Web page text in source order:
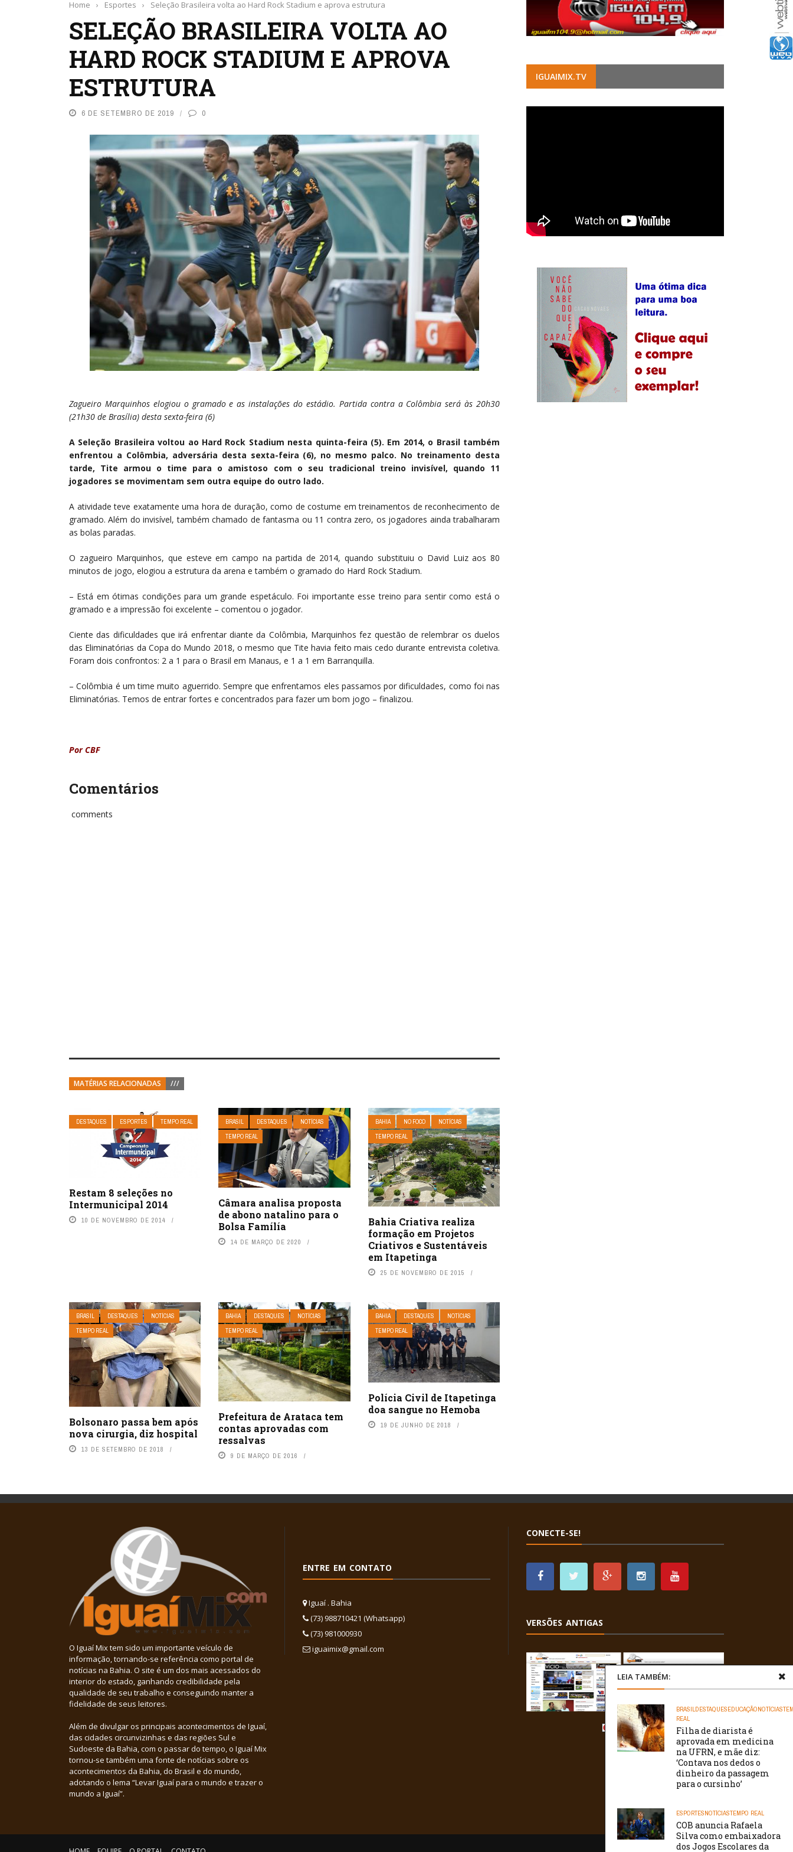
Home › Esportes › Seleção Brasileira volta ao Hard Rock Stadium e aprova estrutura
SELEÇÃO BRASILEIRA VOLTA AO
HARD ROCK STADIUM E APROVA
ESTRUTURA
6 DE SETEMBRO DE 2019 0
Zagueiro Marquinhos elogiou o gramado e as instalações do estádio. Partida contra a Colômbia será às 20h30
(21h30 de Brasília) desta sexta-feira (6)
A Seleção Brasileira voltou ao Hard Rock Stadium nesta quinta-feira (5). Em 2014, o Brasil também
enfrentou a Colômbia, adversária desta sexta-feira (6), no mesmo palco. No treinamento desta
tarde, Tite armou o time para o amistoso com o seu tradicional treino invisível, quando 11
jogadores se movimentam sem outra equipe do outro lado.
A atividade teve exatamente uma hora de duração, como de costume em treinamentos de reconhecimento de
gramado. Além do invisível, também chamado de fantasma ou 11 contra zero, os jogadores ainda trabalharam
as bolas paradas.
O zagueiro Marquinhos, que esteve em campo na partida de 2014, quando substituiu o David Luiz aos 80
minutos de jogo, elogiou a estrutura da arena e também o gramado do Hard Rock Stadium.
– Está em ótimas condições para um grande espetáculo. Foi importante esse treino para sentir como está o
gramado e a impressão foi excelente – comentou o jogador.
Ciente das dificuldades que irá enfrentar diante da Colômbia, Marquinhos fez questão de relembrar os duelos
das Eliminatórias da Copa do Mundo 2018, o mesmo que Tite havia feito mais cedo durante entrevista coletiva.
Foram dois confrontos: 2 a 1 para o Brasil em Manaus, e 1 a 1 em Barranquilla.
– Colômbia é um time muito aguerrido. Sempre que enfrentamos eles passamos por dificuldades, como foi nas
Eliminatórias. Temos de entrar fortes e concentrados para fazer um bom jogo – finalizou.
Por CBF
Comentários
comments
MATÉRIAS RELACIONADAS ///
DESTAQUES ESPORTES TEMPO REAL
Restam 8 seleções no
Intermunicipal 2014
10 DE NOVEMBRO DE 2014
BRASIL DESTAQUES
NOTÍCIAS
TEMPO REAL
Câmara analisa proposta
de abono natalino para o
Bolsa Famílía
14 DE MARÇO DE 2020
BAHIA NO FOCO
NOTÍCIAS
TEMPO REAL
Bahia Criativa realiza
formação em Projetos
Criativos e Sustentáveis
em Itapetinga
25 DE NOVEMBRO DE 2015
BRASIL DESTAQUES
NOTÍCIAS
TEMPO REAL
Bolsonaro passa bem após
nova cirurgia, diz hospital
13 DE SETEMBRO DE 2018
BAHIA DESTAQUES
NOTÍCIAS
TEMPO REAL
Prefeitura de Arataca tem
contas aprovadas com
ressalvas
9 DE MARÇO DE 2016
BAHIA DESTAQUES
NOTÍCIAS
TEMPO REAL
Polícia Civil de Itapetinga
doa sangue no Hemoba
19 DE JUNHO DE 2018
LEIA TAMBÉM:
BRASILDESTAQUESEDUCAÇÃONOTÍCIAS
REAL
Filha de diarista é
aprovada em medicina
na UFRN, e mãe diz:
‘Contava nos dedos o
dinheiro da passagem
para o cursinho’
ESPORTESNOTÍCIASTEMPO REAL
COB anuncia Rafaela
Silva como embaixadora
dos Jogos Escolares da
IGUAIMIX.TV
O Iguaí Mix tem sido um importante veículo de
informação, tornando-se referência como portal de
notícias na Bahia. O site é um dos mais acessados do
interior do estado, ganhando credibilidade pela
qualidade de seu trabalho e conseguindo manter a
fidelidade de seus leitores.
Além de divulgar os principais acontecimentos de Iguaí,
das cidades circunvizinhas e das regiões Sul e
Sudoeste da Bahia, com o passar do tempo, o Iguaí Mix
tornou-se também uma fonte de notícias sobre os
acontecimentos da Bahia, do Brasil e do mundo,
adotando o lema “Levar Iguaí para o mundo e trazer o
mundo a Iguaí”.
ENTRE EM CONTATO
Iguaí . Bahia
(73) 988710421 (Whatsapp)
(73) 981000930
iguaimix@gmail.com
CONECTE-SE!
VERSÕES ANTIGAS